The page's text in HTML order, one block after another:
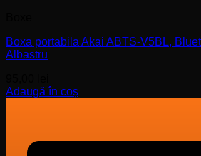
Boxa portabila Akai ABTS-V5BL,
Albastru
Adaugă în coș